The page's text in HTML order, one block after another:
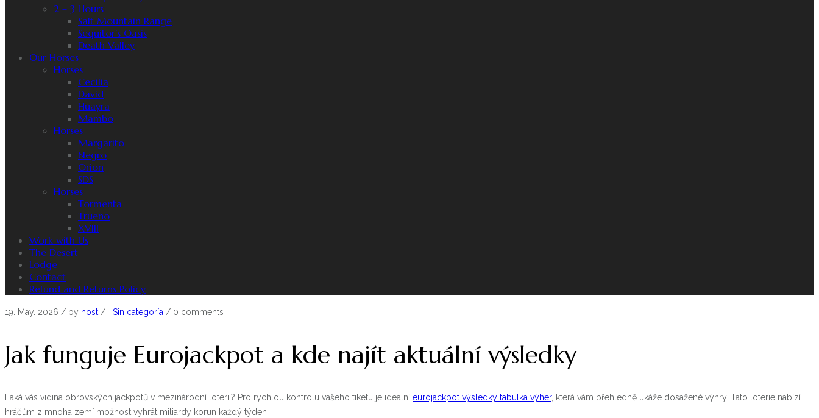
2 – 3 Hours
Salt Mountain Range
Sequitor’s Oasis
Death Valley
Our Horses
Horses
Cecilia
David
Huayra
Mambo
Horses
Margarito
Negro
Orion
SDS
Horses
Tormenta
Trueno
XVIII
Work with Us
The Desert
Lodge
Contact
Refund and Returns Policy
19. May. 2026 / by host / Sin categoría / 0 comments
Jak funguje Eurojackpot a kde najít aktuální výsledky
Láká vás vidina obrovských jackpotů v mezinárodní loterii? Pro rychlou kontrolu vašeho tiketu je ideální eurojackpot výsledky tabulka výher, která vám přehledně ukáže dosažené výhry. Tato loterie nabízí
hráčům z mnoha zemí možnost vyhrát miliardy korun každý týden.